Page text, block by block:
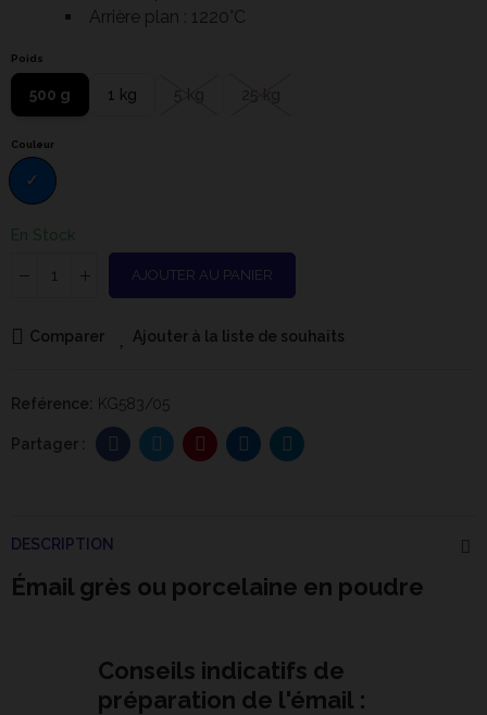
Arrière plan : 1220°C
Poids
500 g 1 kg
Couleur
En Stock
AJOUTER AU PANIER
Comparer Ajouter à la liste de souhaits
Reférence: KG583/05
DESCRIPTION
Émail grès ou porcelaine en poudre
Conseils indicatifs de
préparation de l'émail :